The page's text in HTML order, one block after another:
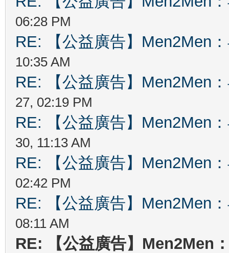
06:28 PM
RE: 【公益廣告】Men2Men
10:35 AM
RE: 【公益廣告】Men2Men
27, 02:19 PM
RE: 【公益廣告】Men2Men
30, 11:13 AM
RE: 【公益廣告】Men2Men
02:42 PM
RE: 【公益廣告】Men2Men
08:11 AM
RE: 【公益廣告】Men2Men